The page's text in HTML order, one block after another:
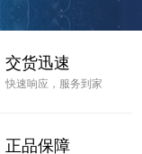
交货迅速
快速响应，服务到家
正品保障